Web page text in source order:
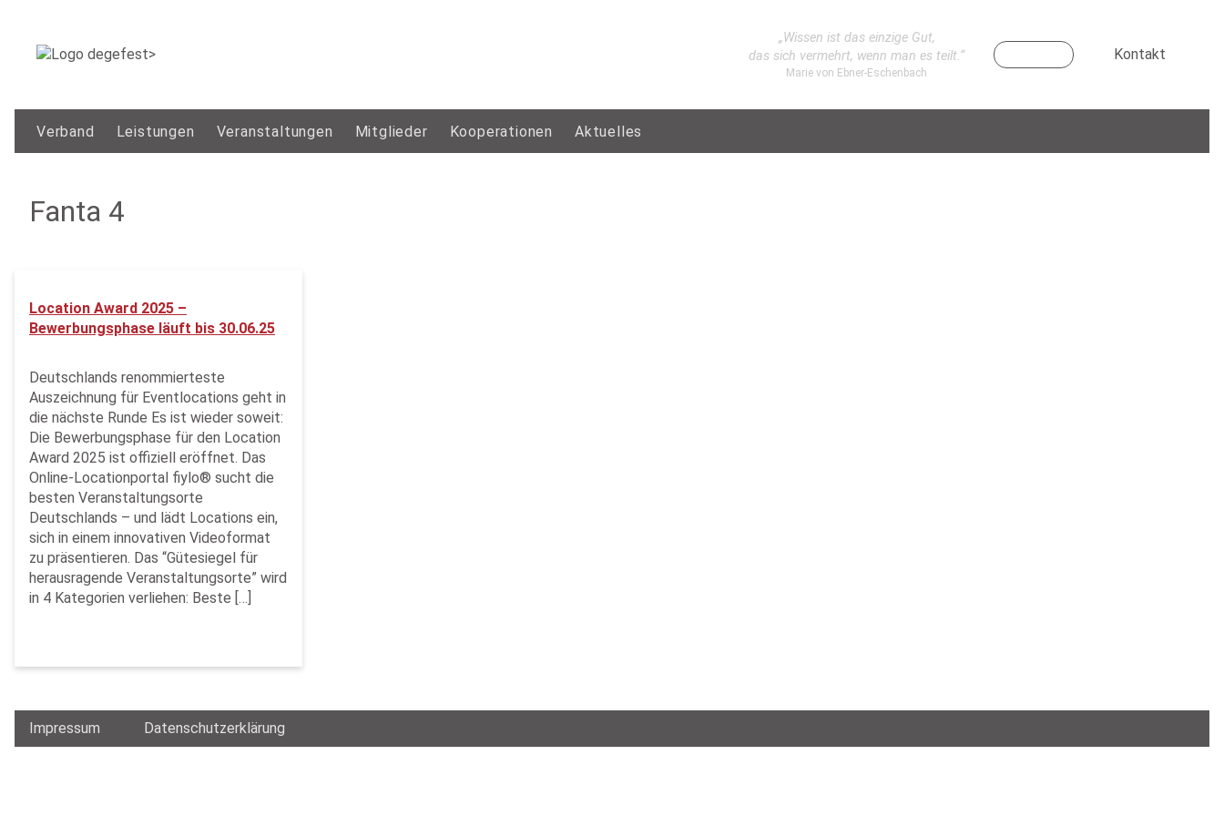
„Wissen ist das einzige Gut,
das sich vermehrt, wenn man es teilt.“
Marie von Ebner-Eschenbach
Kontakt
Verband Leistungen Veranstaltungen Mitglieder Kooperationen Aktuelles
Fanta 4
Location Award 2025 –
Bewerbungsphase läuft bis 30.06.25
Deutschlands renommierteste
Auszeichnung für Eventlocations geht in
die nächste Runde Es ist wieder soweit:
Die Bewerbungsphase für den Location
Award 2025 ist offiziell eröffnet. Das
Online-Locationportal fiylo® sucht die
besten Veranstaltungsorte
Deutschlands – und lädt Locations ein,
sich in einem innovativen Videoformat
zu präsentieren. Das “Gütesiegel für
herausragende Veranstaltungsorte” wird
in 4 Kategorien verliehen: Beste […]
Impressum Datenschutzerklärung